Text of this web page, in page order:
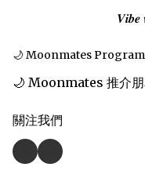
𝑽𝒊𝒃𝒆
🌙 Moonmates Program
🌙 Moonmates 推介
關注我們